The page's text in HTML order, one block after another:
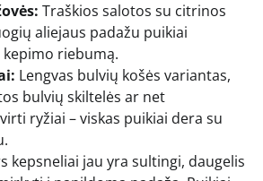
Traškios salotos su citrinos
aliejaus padažu puikiai
riebumą.
Lengvas bulvių košės variantas,
bulvių skiltelės ar net
ryžiai – viskas puikiai dera su
kepsneliai jau yra sultingi, daugelis